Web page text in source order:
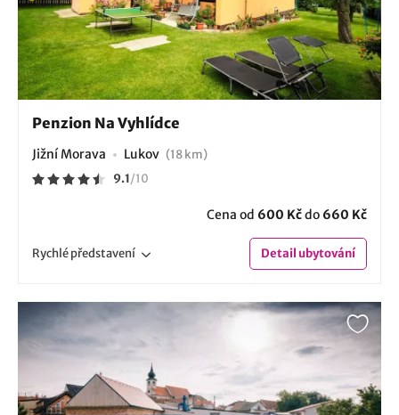
Penzion Na Vyhlídce
Jižní Morava Lukov (18 km)
9.1/10
Cena od 600 Kčdo 660 Kč
Rychlépředstavení Detailubytování